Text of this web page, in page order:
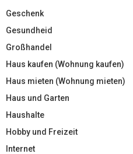
Geschenk
Gesundheid
Großhandel
Haus kaufen (Wohnung kaufen)
Haus mieten (Wohnung mieten)
Haus und Garten
Haushalte
Hobby und Freizeit
Internet